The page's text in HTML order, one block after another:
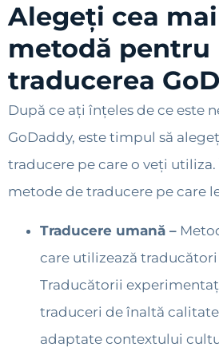
Alegeți cea
metodă pentru
traducerea
După ce ați înțeles de ce este
GoDaddy, este timpul să
traducere pe care o veți utiliza.
metode de traducere pe care
Traducere umană –
care utilizează
Traducătorii
traduceri de înaltă
adaptate contextului